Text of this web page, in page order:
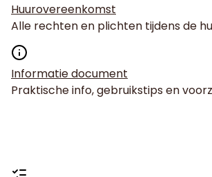
Huurovereenkomst
Alle rechten en plichten tijdens de
Informatie document
Praktische info, gebruikstips en